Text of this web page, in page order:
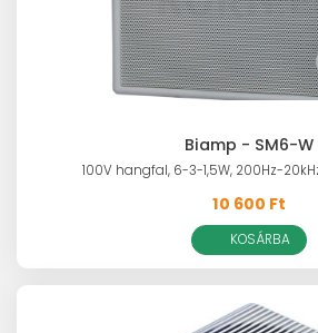
Biamp - SM6-W
100V hangfal, 6-3-1,5W, 200Hz-
10 600 Ft
KOSÁRBA